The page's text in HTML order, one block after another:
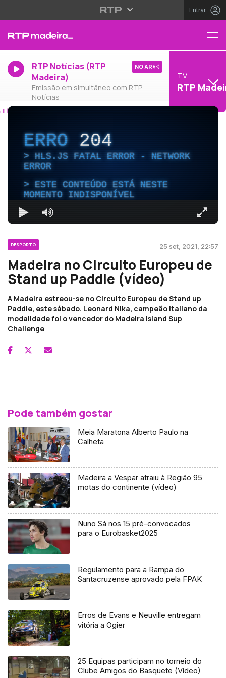
Entrar
RTP Notícias (RTP
Madeira)
Emissão em simultâneo com RTP
Notícias
NO AR
TV
RTP
ERRO204
HLS.JS FATAL ERROR - NETWORK
ERROR
ESTE CONTEÚDO ESTÁ NESTE
MOMENTO INDISPONÍVEL
DESPORTO 25 set, 2021, 22:57
Madeira no Circuito Europeu de
Stand up Paddle (vídeo)
A Madeira estreou-se no Circuito Europeu de Stand up
Paddle, este sábado. Leonard Nika, campeão italiano da
modalidade foi o vencedor do Madeira Island Sup
Challenge
Pode também gostar
Meia Maratona Alberto Paulo na
Calheta
Madeira a Vespar atraiu à Região 95
motas do continente (vídeo)
Nuno Sá nos 15 pré-convocados
para o Eurobasket2025
Regulamento para a Rampa do
Santacruzense aprovado pela FPAK
Erros de Evans e Neuville entregam
vitória a Ogier
25 Equipas participam no torneio do
Clube Amigos do Basquete (Vídeo)